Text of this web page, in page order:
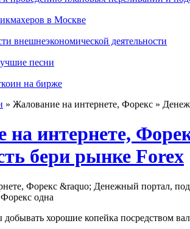
в Москве
внешнеэкономической деятельности
песни
на бирже
» Жалование на интернете, Форекс »
интернете,
бери рынке Forex
одна
хорошие копейка посредством